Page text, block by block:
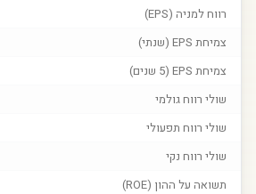
רווח למניה (EPS)
צמיחת EPS (שנתי)
צמיחת EPS (5 שנים)
שולי רווח גולמי
שולי רווח תפעולי
שולי רווח נקי
תשואה על ההון (ROE)